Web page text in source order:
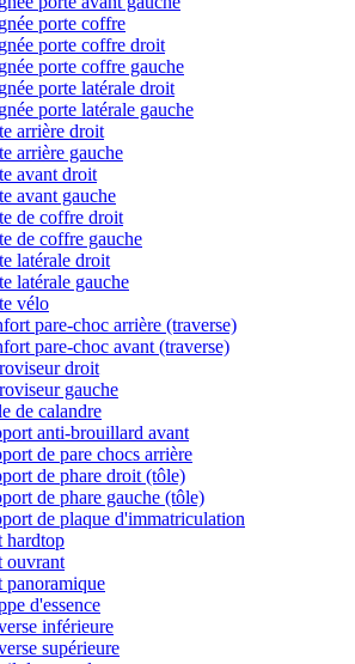
porte coffre
porte coffre droit
porte coffre gauche
porte latérale droit
porte latérale gauche
arrière droit
arrière gauche
avant droit
avant gauche
de coffre droit
de coffre gauche
latérale droit
latérale gauche
vélo
pare-choc arrière (traverse)
pare-choc avant (traverse)
droit
gauche
de calandre
anti-brouillard avant
de pare chocs arrière
de phare droit (tôle)
de phare gauche (tôle)
de plaque d'immatriculation
hardtop
ouvrant
panoramique
d'essence
inférieure
supérieure